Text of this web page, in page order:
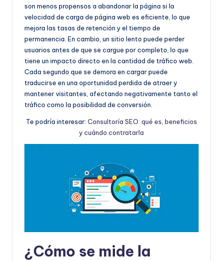
son menos propensos a abandonar la página si la
velocidad de carga de página web es eficiente, lo que
mejora las tasas de retención y el tiempo de
permanencia. En cambio, un sitio lento puede perder
usuarios antes de que se cargue por completo, lo que
tiene un impacto directo en la cantidad de tráfico web.
Cada segundo que se demora en cargar puede
traducirse en una oportunidad perdida de atraer y
mantener visitantes, afectando negativamente tanto el
tráfico como la posibilidad de conversión.
Te podría interesar: Consultoría SEO: qué es, beneficios
y cuándo contratarla
¿Cómo se mide la